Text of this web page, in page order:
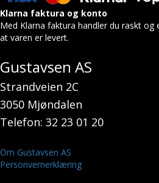
Klarna faktura og konto
Med Klarna faktura handler du raskt
at varen er levert.
Gustavsen AS
Strandveien 2C
3050 Mjøndalen
Telefon: 32 23 01 20
Om Gustavsen AS
Personvernerklæring